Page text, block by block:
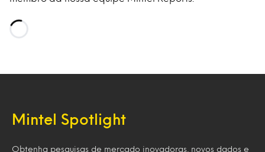
Mintel Spotlight
Obtenha pesquisas de mercado inovadoras, novos dados e